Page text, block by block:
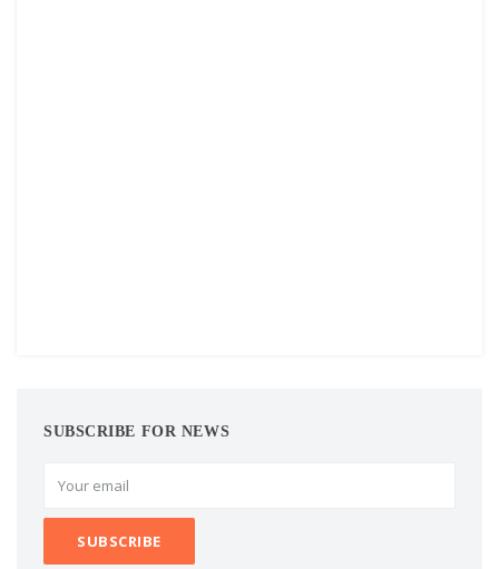
SUBSCRIBE FOR NEWS